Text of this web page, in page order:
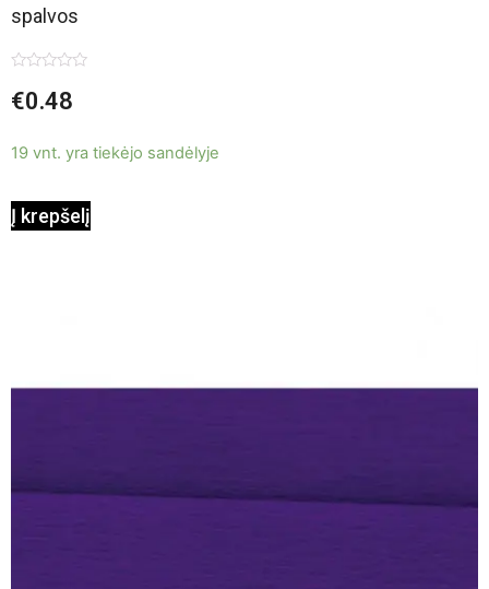
spalvos
0
iš
€0.48
19 vnt. yra tiekėjo sandėlyje
Į krepšelį